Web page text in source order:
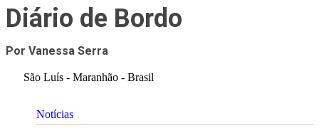
Diário de Bordo
Por Vanessa Serra
São Luís - Maranhão - Brasil
Notícias